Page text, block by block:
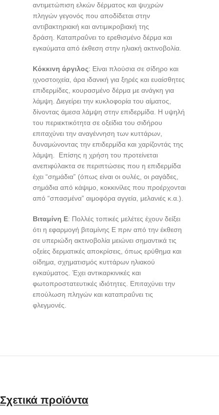
αντιμετώπιση ελκών δέρματος και ψυχρών
πληγών γεγονός που αποδίδεται στην
αντιβακτηριακή και αντιμικροβιακή της
δράση. Καταπραΰνει το ερεθισμένο δέρμα και
εγκαύματα από έκθεση στην ηλιακή ακτινοβολία.
Κόκκινη άργιλος: Είναι πλούσια σε σίδηρο και
ιχνοστοιχεία, άρα ιδανική για ξηρές και ευαίσθητες
επιδερμίδες, κουρασμένο δέρμα με ανάγκη για
λάμψη. Διεγείρει την κυκλοφορία του αίματος,
δίνοντας άμεσα λάμψη στην επιδερμίδα. Η υψηλή
του περιεκτικότητα σε οξείδια του σιδήρου
επιταχύνει την αναγέννηση των κυττάρων,
δυναμώνοντας την επιδερμίδα και χαρίζοντάς της
λάμψη. Επίσης η χρήση του προτείνεται
ανεπιφύλακτα σε περιπτώσεις που η επιδερμίδα
έχει “σημάδια” (όπως είναι οι ουλές, οι ραγάδες,
σημάδια από κάψιμο, κοκκινίλες που προέρχονται
από “σπασμένα” αιμοφόρα αγγεία, μελανιές κ.α.).
Βιταμίνη Ε: Πολλές τοπικές μελέτες έχουν δείξει
ότι η εφαρμογή βιταμίνης Ε πριν από την έκθεση
σε υπεριώδη ακτινοβολία μειώνει σημαντικά τις
οξείες δερματικές αποκρίσεις, όπως ερύθημα και
οίδημα, σχηματισμός κυττάρων ηλιακού
εγκαύματος. Έχει αντικαρκινικές και
φωτοπροστατευτικές ιδιότητες. Επιταχύνει την
επούλωση πληγών και καταπραΰνει τις
φλεγμονές.
Σχετικά προϊόντα